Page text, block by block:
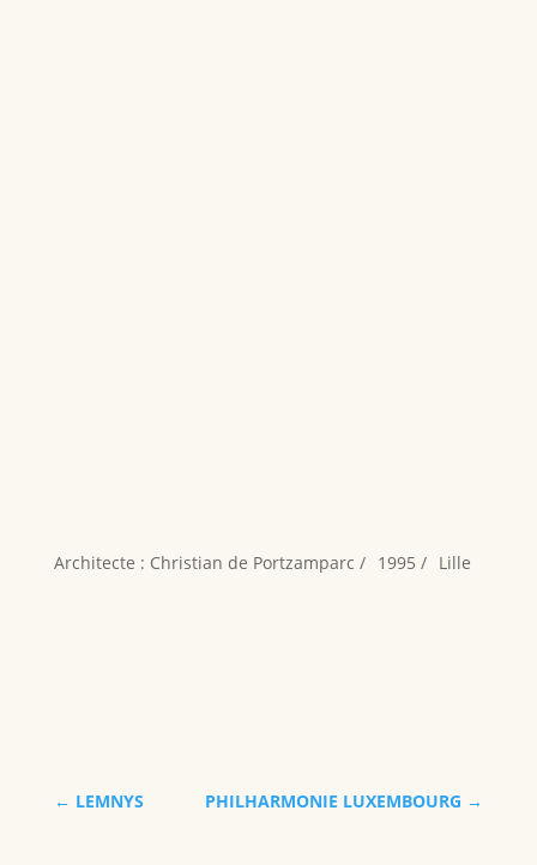
Architecte : Christian de Portzamparc / 1995 / Lille
← LEMNYS PHILHARMONIE LUXEMBOURG →